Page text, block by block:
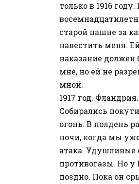
только в 1916
старой пашне за
навестить меня.
наказание должен
мне, но ей не
мной.
1917 год.
Собирались
огонь. В полдень
ночи, когда мы
атака. Удушливые
противогазы. Но у
поздно. Пока он